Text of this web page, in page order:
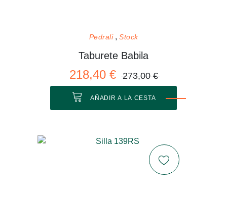
Pedrali Stock
Taburete Babila
218,40 € 273,00 €
AÑADIR A LA CESTA